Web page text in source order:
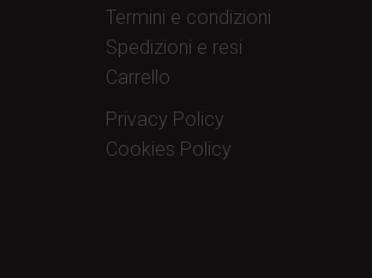
Termini e condizioni
Spedizioni e resi
Carrello
Privacy Policy
Cookies Policy